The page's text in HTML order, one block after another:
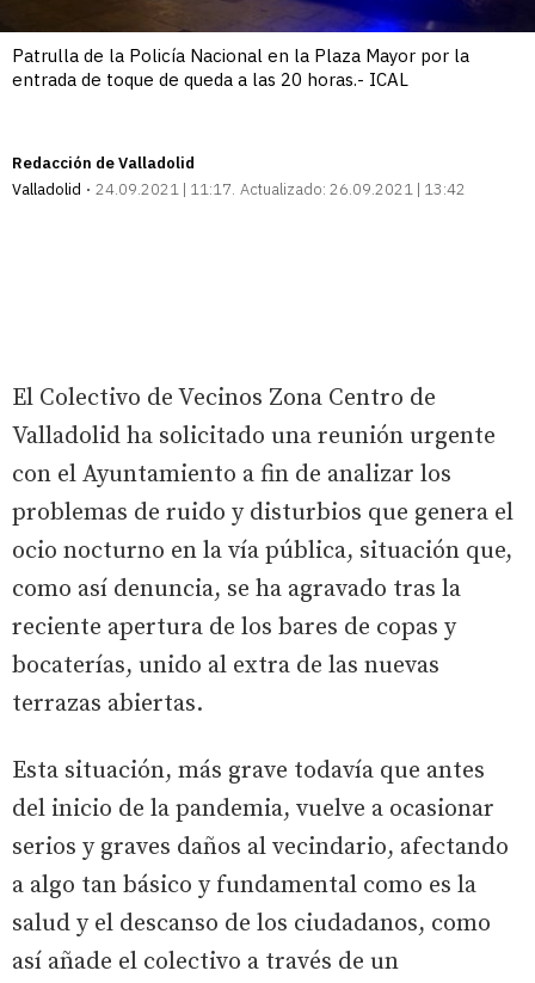
Patrulla de la Policía Nacional en la Plaza Mayor por la
entrada de toque de queda a las 20 horas.- ICAL
Redacción de Valladolid
Valladolid
24.09.2021 | 11:17 Actualizado: 26.09.2021 | 13:42
El Colectivo de Vecinos Zona Centro de
Valladolid ha solicitado una reunión urgente
con el Ayuntamiento a fin de analizar los
problemas de ruido y disturbios que genera el
ocio nocturno en la vía pública, situación que,
como así denuncia, se ha agravado tras la
reciente apertura de los bares de copas y
bocaterías, unido al extra de las nuevas
terrazas abiertas.
Esta situación, más grave todavía que antes
del inicio de la pandemia, vuelve a ocasionar
serios y graves daños al vecindario, afectando
a algo tan básico y fundamental como es la
salud y el descanso de los ciudadanos, como
así añade el colectivo a través de un